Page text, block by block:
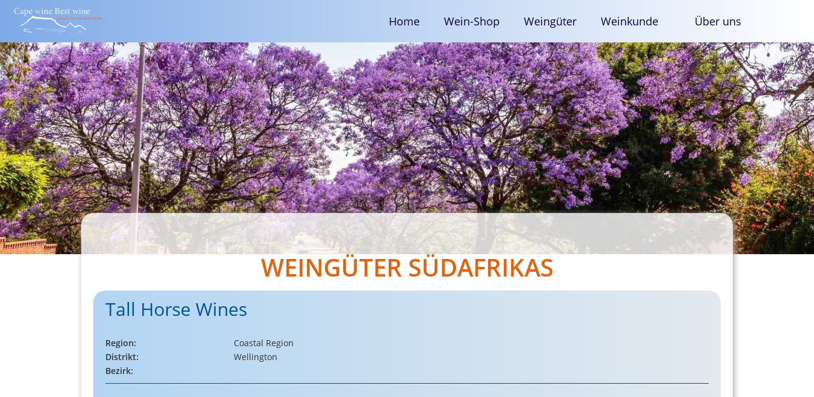
Home Wein-Shop Weingüter Weinkunde Über uns
WEINGÜTER SÜDAFRIKAS
Tall Horse Wines
Region:
Coastal Region
Distrikt:
Wellington
Bezirk: